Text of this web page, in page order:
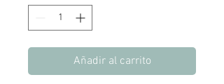
Añadir al carrito